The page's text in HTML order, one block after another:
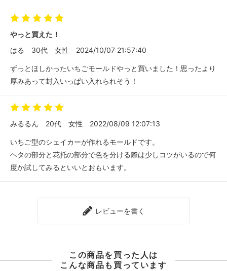
やっと買えた！
はる
30代 女性 2024/10/07 21:57:40
ずっとほしかったいちごモールドやっと買いました！思ったより
厚みあって封入いっぱい入れられそう！
みるるん 20代 女性 2022/08/09 12:07:13
いちご型のシェイカーが作れるモールドです。
ヘタの部分と花托の部分で色を分ける際は少しコツがいるので何
度か試してみるといいとおもいます。
レビューを書く
この商品を買った人は
こんな商品も買っています